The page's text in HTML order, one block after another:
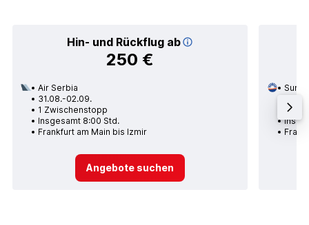
Hin- und Rückflug ab
250 €
Air Serbia
31.08.-02.09.
1 Zwischenstopp
Insgesamt 8:00 Std.
Frankfurt am Main bis Izmir
Angebote suchen